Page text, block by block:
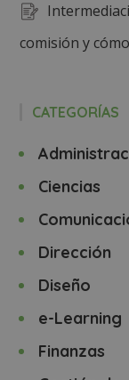
comisión y
CATEGORÍAS
Ciencias
Dirección
Diseño
e-Learning
Finanzas